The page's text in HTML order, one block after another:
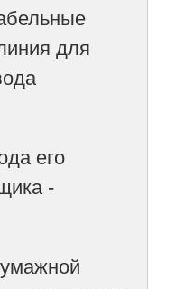
для
его
-